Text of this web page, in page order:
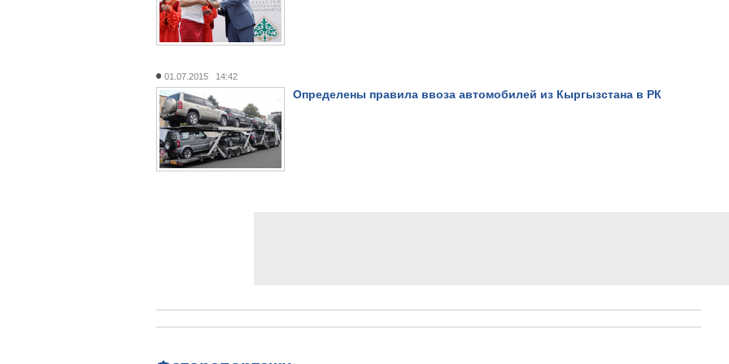
01.07.2015 14:42
Определены правила ввоза автомобилей из Кыргызстана в РК
Просмотров: 16352